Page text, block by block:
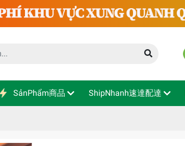
SảnPhẩm商品 ShipNhanh速達配達